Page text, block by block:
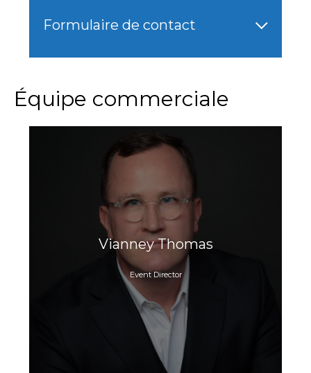
Formulaire de contact
Équipe commerciale
Vianney Thomas
Event Director